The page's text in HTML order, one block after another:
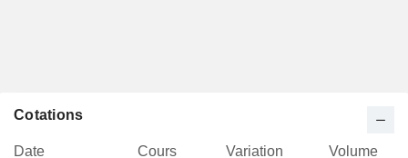
Cotations
Date Cours Variation
Volume